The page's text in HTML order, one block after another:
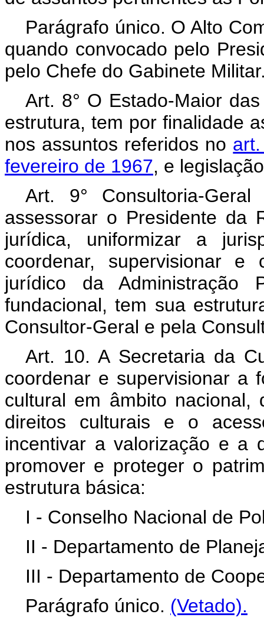
Parágrafo único. O Alto
quando convocado pelo
pelo Chefe do Gabinete
Art. 8° O Estado-Maior
estrutura, tem por finalidade
nos assuntos referidos no
fevereiro de 1967, e
Art. 9° Consultoria-
assessorar o Presidente da
jurídica, uniformizar a
coordenar, supervisionar
jurídico da Administração
fundacional, tem sua
Consultor-Geral e pela
Art. 10. A Secretaria da
coordenar e supervisionar a
cultural em âmbito
direitos culturais e o
incentivar a valorização e a
promover e proteger o
estrutura básica:
I - Conselho Nacional de
II - Departamento de
III - Departamento de
Parágrafo único. (Vetado).